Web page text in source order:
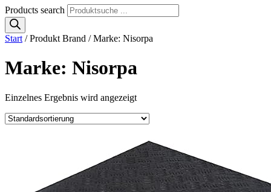
Products search
Start / Produkt Brand / Marke: Nisorpa
Marke: Nisorpa
Einzelnes Ergebnis wird angezeigt